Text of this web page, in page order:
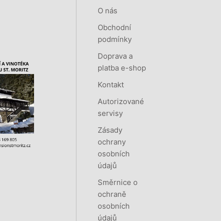
O nás
Obchodní
podmínky
Doprava a
platba e-shop
Kontakt
Autorizované
servisy
Zásady
ochrany
osobních
údajů
Směrnice o
ochraně
osobních
údajů